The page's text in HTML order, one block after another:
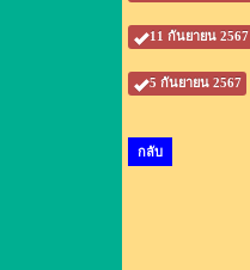
11 กันยายน 2567
5 กันยายน 2567
กลับ